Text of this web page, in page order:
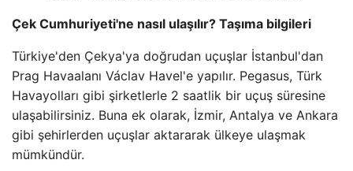
Çek Cumhuriyeti'ne nasıl ulaşılır? Taşıma bilgileri
Türkiye'den Çekya'ya doğrudan uçuşlar İstanbul'dan
Prag Havaalanı Václav Havel'e yapılır. Pegasus, Türk
Havayolları gibi şirketlerle 2 saatlik bir uçuş süresine
ulaşabilirsiniz. Buna ek olarak, İzmir, Antalya ve Ankara
gibi şehirlerden uçuşlar aktararak ülkeye ulaşmak
mümkündür.